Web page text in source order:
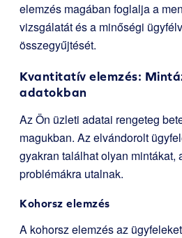
elemzés magában foglalja a
vizsgálatát és a minőségi
összegyűjtését.
Kvantitatív elemzés:
adatokban
Az Ön üzleti adatai rengeteg
magukban. Az elvándorolt
gyakran találhat olyan mintákat,
problémákra utalnak.
Kohorsz elemzés
A kohorsz elemzés az